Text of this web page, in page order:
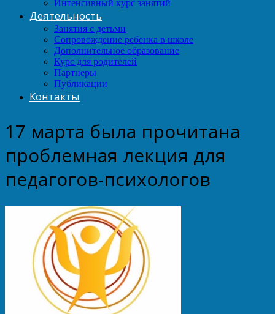
Интенсивный курс занятий
Деятельность
Занятия с детьми
Сопровождение ребенка в школе
Дополнительное образование
Курс для родителей
Партнеры
Публикации
Контакты
17 марта была прочитана
проблемная лекция для
педагогов-психологов